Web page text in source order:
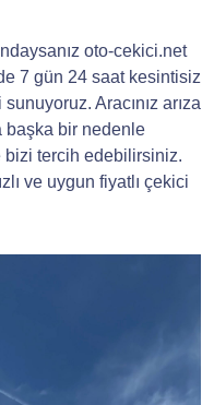
oto-cekici.net
7 gün 24 saat kesintisiz
Aracınız arıza
başka bir nedenle
bizi tercih edebilirsiniz.
ve uygun fiyatlı çekici